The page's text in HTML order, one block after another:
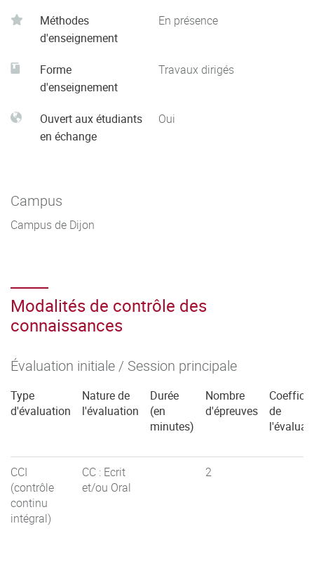
Méthodes
d'enseignement
En présence
Forme
d'enseignement
Travaux dirigés
Ouvert aux étudiants
en échange
Oui
Campus
Campus de Dijon
Modalités de contrôle des
connaissances
Évaluation initiale / Session principale
Type
d'évaluation
Nature de
l'évaluation
Durée
(en
minutes)
Nombre
d'épreuves
de
CCI
(contrôle
continu
intégral)
CC : Ecrit
et/ou Oral
2